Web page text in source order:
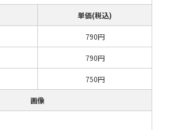
単価(税込)
790円
790円
750円
画像